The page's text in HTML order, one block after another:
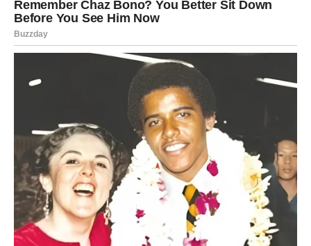
TREĆE PERO
Ako si izabrao treće pero, ti si osoba koju vodi intuicija.
Vrlo često osjetiš stvari prije nego što se dogode.
Iako ponekad pokušavaš ignorisati unutrašnji glas,
duboko u sebi znaš kada nešto nije dobro – i kada dolazi
velika promjena.
Tvoj život nije bio lak.
Imao si periode u kojima si morao biti jak čak i onda kada